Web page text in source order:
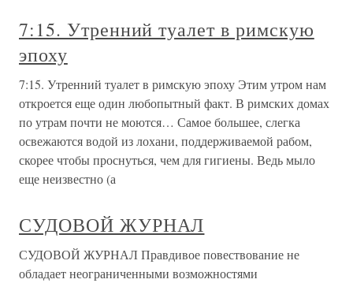
7:15. Утренний туалет в римскую
эпоху
7:15. Утренний туалет в римскую эпоху Этим утром нам
откроется еще один любопытный факт. В римских домах
по утрам почти не моются… Самое большее, слегка
освежаются водой из лохани, поддерживаемой рабом,
скорее чтобы проснуться, чем для гигиены. Ведь мыло
еще неизвестно (а
СУДОВОЙ ЖУРНАЛ
СУДОВОЙ ЖУРНАЛ Правдивое повествование не
обладает неограниченными возможностями